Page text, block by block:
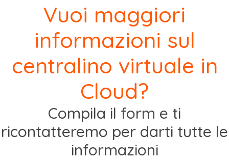
Vuoi maggiori
informazioni sul
centralino virtuale in
Cloud?
Compila il form e ti
ricontatteremo per darti tutte le
informazioni